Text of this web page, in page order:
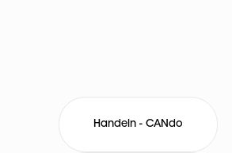
Handeln - CANdo